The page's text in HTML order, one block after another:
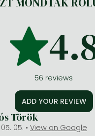
56 reviews
ADD YOUR REVIEW
Török
05. • View on Google